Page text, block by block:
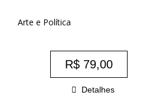
Arte e Política
R$79,00
Detalhes